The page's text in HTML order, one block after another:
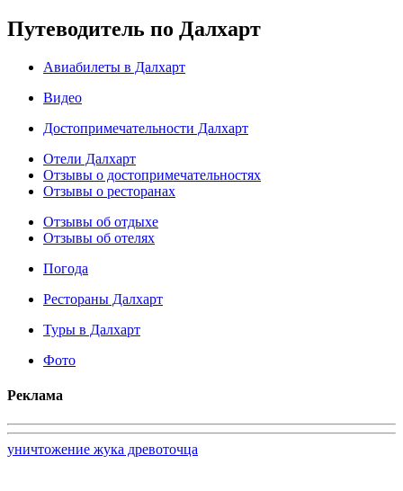
Путеводитель по Далхарт
Авиабилеты в Далхарт
Видео
Достопримечательности Далхарт
Отели Далхарт
Отзывы о достопримечательностях
Отзывы о ресторанах
Отзывы об отдыхе
Отзывы об отелях
Погода
Рестораны Далхарт
Туры в Далхарт
Фото
Реклама
уничтожение жука древоточца